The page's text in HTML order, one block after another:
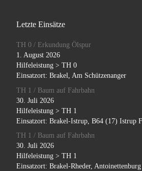
Letzte Einsätze
TH 0 / Erkundung Ölspur
1. August 2026
Hilfeleistung > TH 0
Einsatzort: Brakel, Am Schützenanger
TH 1 / Baum auf Fahrbahn
30. Juli 2026
Hilfeleistung > TH 1
Einsatzort: Brakel-Istrup, B64 (17) Istrup
TH 1 / Baum auf Fahrbahn
30. Juli 2026
Hilfeleistung > TH 1
Einsatzort: Brakel-Rheder, Antoinettenburg